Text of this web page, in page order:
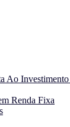
Ao
Renda Fixa